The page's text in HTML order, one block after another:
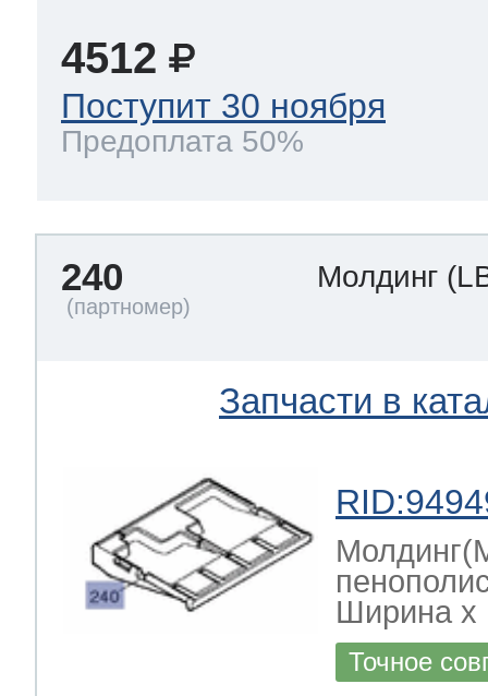
4512
Поступит 30 ноября
Предоплата 50%
240 Молдинг
Запчасти в
Ширина х
Точное